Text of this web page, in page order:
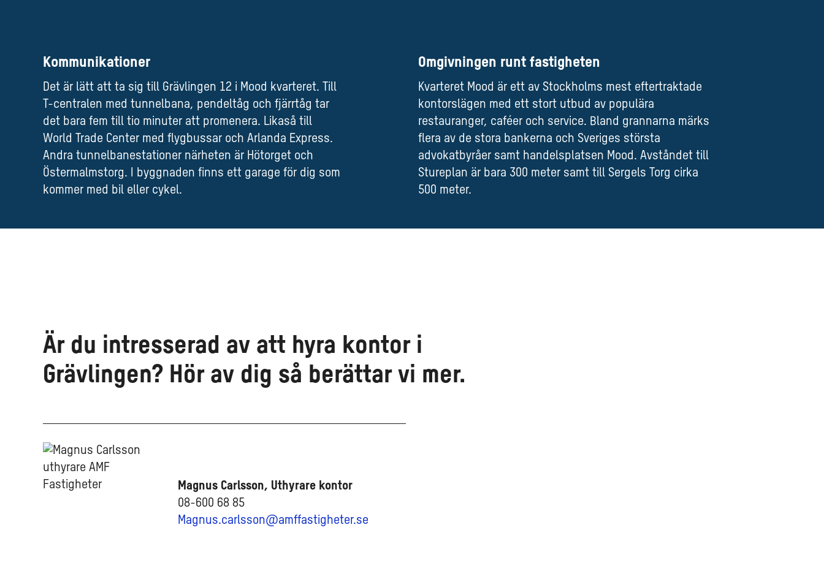
Kommunikationer
Det är lätt att ta sig till Grävlingen 12 i Mood kvarteret. Till
T-centralen med tunnelbana, pendeltåg och fjärrtåg tar
det bara fem till tio minuter att promenera. Likaså till
World Trade Center med flygbussar och Arlanda Express.
Andra tunnelbanestationer närheten är Hötorget och
Östermalmstorg. I byggnaden finns ett garage för dig som
kommer med bil eller cykel.
Omgivningen runt fastigheten
Kvarteret Mood är ett av Stockholms mest eftertraktade
kontorslägen med ett stort utbud av populära
restauranger, caféer och service. Bland grannarna märks
flera av de stora bankerna och Sveriges största
advokatbyråer samt handelsplatsen Mood. Avståndet till
Stureplan är bara 300 meter samt till Sergels Torg cirka
500 meter.
Är du intresserad av att hyra kontor i
Grävlingen? Hör av dig så berättar vi mer.
Magnus Carlsson, Uthyrare kontor
08-600 68 85
Magnus.carlsson@amffastigheter.se